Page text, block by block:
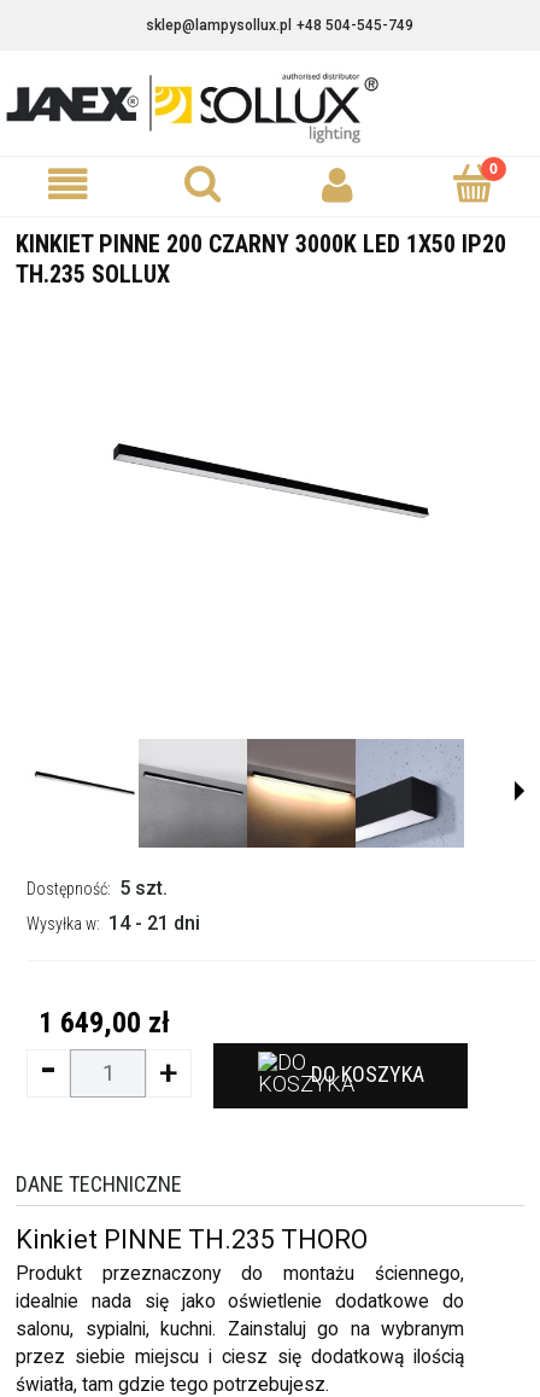
sklep@lampysollux.pl +48 504-545-749
KINKIET PINNE 200 CZARNY 3000K LED 1X50 IP20
TH.235 SOLLUX
Dostępność: 5 szt.
Wysyłka w: 14 - 21 dni
1 649,00 zł
- + DO KOSZYKA
DANE TECHNICZNE
Kinkiet PINNE TH.235 THORO
Produkt przeznaczony do montażu ściennego,
idealnie nada się jako oświetlenie dodatkowe do
salonu, sypialni, kuchni. Zainstaluj go na wybranym
przez siebie miejscu i ciesz się dodatkową ilością
światła, tam gdzie tego potrzebujesz.